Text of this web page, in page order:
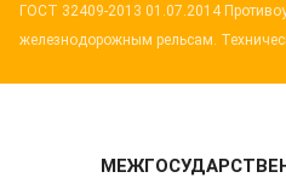
ГОСТ 32409-2013 01.07.2014
железнодорожным рельсам.